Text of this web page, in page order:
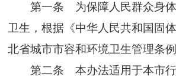
第一条 为保障人民群众身体健
卫生，根据《中华人民共和国固
北省城市市容和环境卫生管理条
第二条 本办法适用于本市行政